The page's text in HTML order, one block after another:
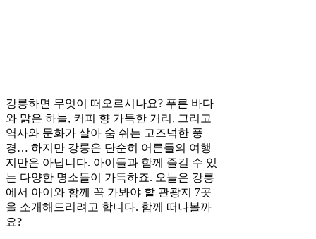
강릉하면 무엇이 떠오르시나요? 푸른 바다
와 맑은 하늘, 커피 향 가득한 거리, 그리고
역사와 문화가 살아 숨 쉬는 고즈넉한 풍
경… 하지만 강릉은 단순히 어른들의 여행
지만은 아닙니다. 아이들과 함께 즐길 수 있
는 다양한 명소들이 가득하죠. 오늘은 강릉
에서 아이와 함께 꼭 가봐야 할 관광지 7곳
을 소개해드리려고 합니다. 함께 떠나볼까
요?